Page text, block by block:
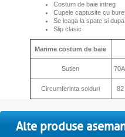
Costum de baie intreg
Cupele captusite cu
Se leaga la spate si
Slip clasic
Marime costum de baie
Sutien
Circumferinta solduri
Alte produse